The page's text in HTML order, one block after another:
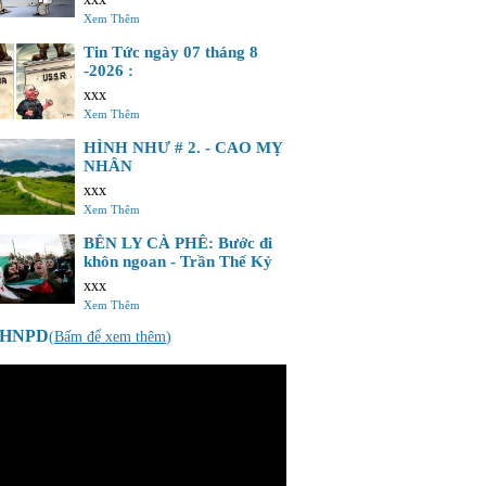
Xem Thêm
Tin Tức ngày 07 tháng 8
-2026 :
xxx
Xem Thêm
HÌNH NHƯ # 2. - CAO MỴ
NHÂN
xxx
Xem Thêm
BÊN LY CÀ PHÊ: Bước đi
khôn ngoan - Trần Thế Kỷ
xxx
Xem Thêm
(Bấm để xem thêm)